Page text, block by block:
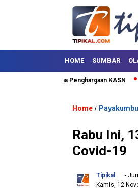
HOME SUMBAR
Kota Terima Penghargaan KASN
Home /
Rabu Ini,
Covid-19
Tipikal
-
Kamis, 12